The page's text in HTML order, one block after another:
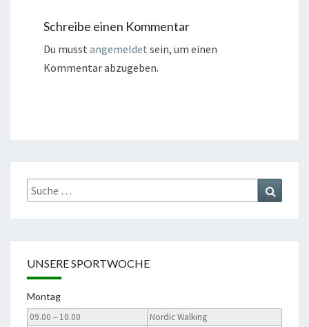
Schreibe einen Kommentar
Du musst angemeldet sein, um einen
Kommentar abzugeben.
Suche
nach:
UNSERE SPORTWOCHE
Montag
09.00 – 10.00
Nordic Walking